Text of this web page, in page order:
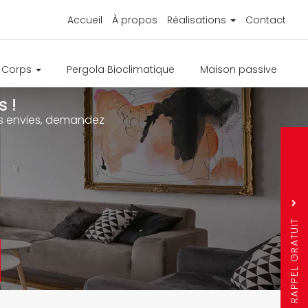
Accueil À propos Réalisations Contact
Pergola Bioclimatique Maison passive
!
envies, demandez
RAPPEL GRATUIT
Sujet
Nom
*
*
Question
5 + 13 =